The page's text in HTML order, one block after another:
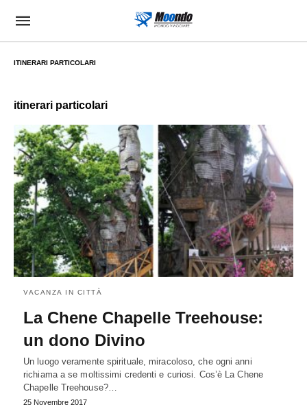
ITINERARI PARTICOLARI
itinerari particolari
VACANZA IN CITTÀ
La Chene Chapelle Treehouse:
un dono Divino
Un luogo veramente spirituale, miracoloso, che ogni anni
richiama a se moltissimi credenti e curiosi. Cos’è La Chene
Chapelle Treehouse?…
25 Novembre 2017